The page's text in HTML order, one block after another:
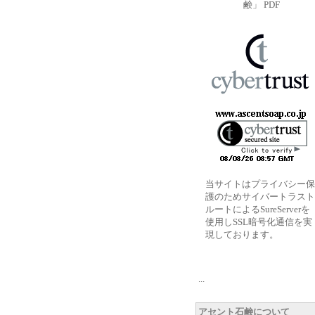
鹸」 PDF
当サイトはプライバシー保
護のためサイバートラスト
ルートによるSureServerを
使用しSSL暗号化通信を実
現しております。
...
アセント石鹸について